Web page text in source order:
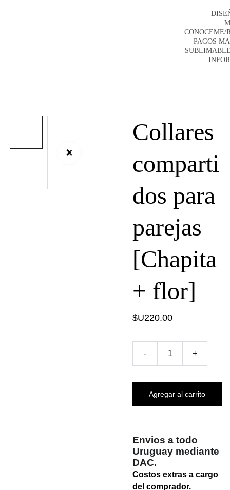
CONOCEME/
PAGOS
Collares
comparti
dos para
parejas
[Chapita
+ flor]
$U220.00
- +
Agregar al carrito
Envios a todo
Uruguay mediante
DAC.
Costos extras a cargo
del comprador.